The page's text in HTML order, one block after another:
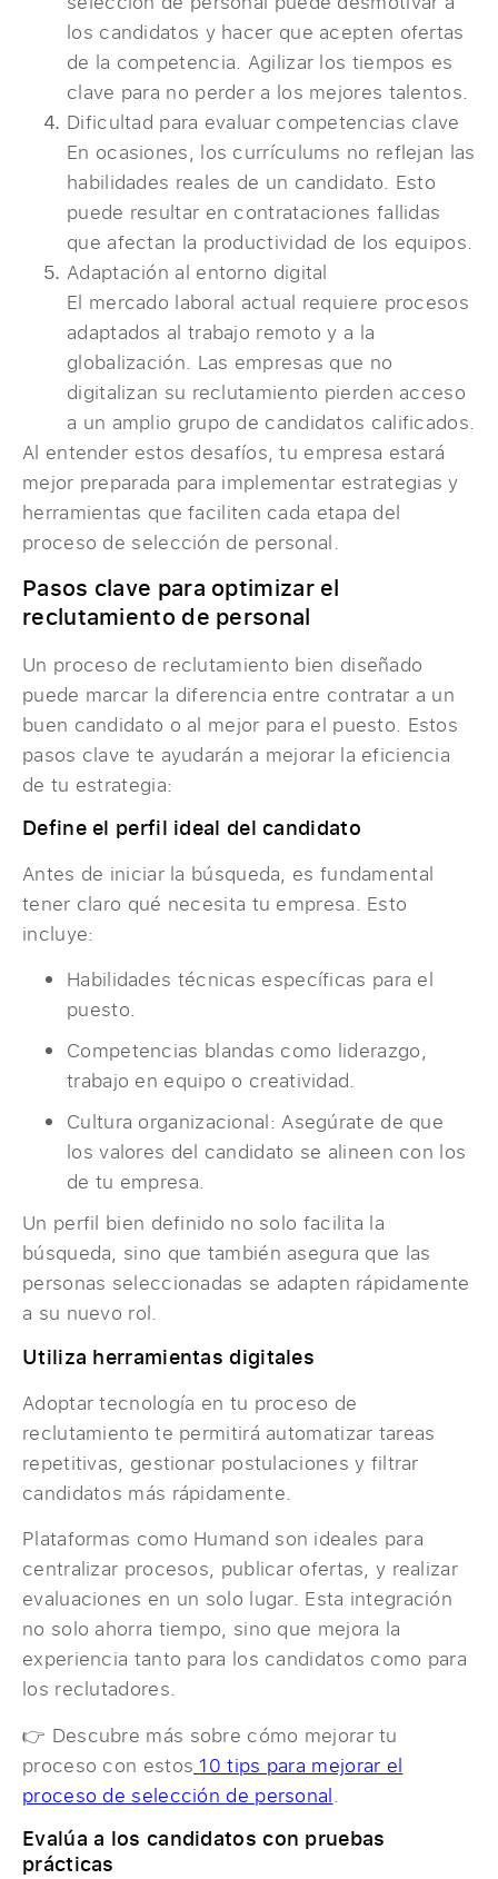
los candidatos y hacer que acepten ofertas
de la competencia. Agilizar los tiempos es
clave para no perder a los mejores talentos.
Dificultad para evaluar competencias clave
En ocasiones, los currículums no reflejan las
habilidades reales de un candidato. Esto
puede resultar en contrataciones fallidas
que afectan la productividad de los equipos.
Adaptación al entorno digital
El mercado laboral actual requiere procesos
adaptados al trabajo remoto y a la
globalización. Las empresas que no
digitalizan su reclutamiento pierden acceso
a un amplio grupo de candidatos calificados.
Al entender estos desafíos, tu empresa estará
mejor preparada para implementar estrategias y
herramientas que faciliten cada etapa del
proceso de selección de personal.
Pasos clave para optimizar el
reclutamiento de personal
Un proceso de reclutamiento bien diseñado
puede marcar la diferencia entre contratar a un
buen candidato o al mejor para el puesto. Estos
pasos clave te ayudarán a mejorar la eficiencia
de tu estrategia:
Define el perfil ideal del candidato
Antes de iniciar la búsqueda, es fundamental
tener claro qué necesita tu empresa. Esto
incluye:
Habilidades técnicas específicas para el
puesto.
Competencias blandas como liderazgo,
trabajo en equipo o creatividad.
Cultura organizacional: Asegúrate de que
los valores del candidato se alineen con los
de tu empresa.
Un perfil bien definido no solo facilita la
búsqueda, sino que también asegura que las
personas seleccionadas se adapten rápidamente
a su nuevo rol.
Utiliza herramientas digitales
Adoptar tecnología en tu proceso de
reclutamiento te permitirá automatizar tareas
repetitivas, gestionar postulaciones y filtrar
candidatos más rápidamente.
Plataformas como Humand son ideales para
centralizar procesos, publicar ofertas, y realizar
evaluaciones en un solo lugar. Esta integración
no solo ahorra tiempo, sino que mejora la
experiencia tanto para los candidatos como para
los reclutadores.
👉 Descubre más sobre cómo mejorar tu
proceso con estos 10 tips para mejorar el
proceso de selección de personal
Evalúa a los candidatos con pruebas
prácticas